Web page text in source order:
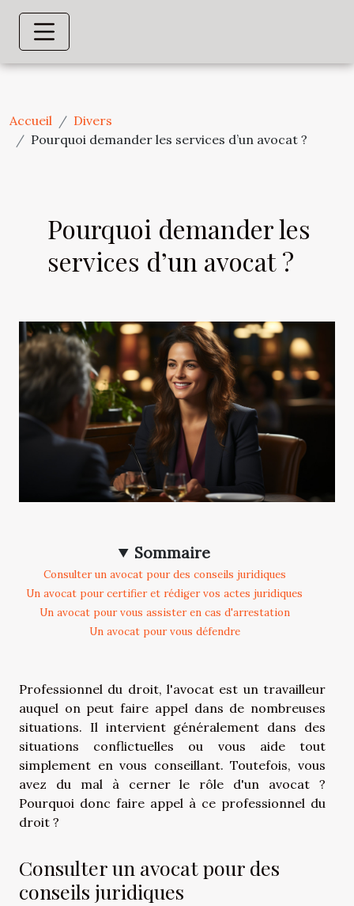
Accueil
Divers
Pourquoi demander les services d’un avocat ?
Pourquoi demander les
services d’un avocat ?
Sommaire
Consulter un avocat pour des conseils juridiques
Un avocat pour certifier et rédiger vos actes juridiques
Un avocat pour vous assister en cas d'arrestation
Un avocat pour vous défendre
Professionnel du droit, l'avocat est un travailleur
auquel on peut faire appel dans de nombreuses
situations. Il intervient généralement dans des
situations conflictuelles ou vous aide tout
simplement en vous conseillant. Toutefois, vous
avez du mal à cerner le rôle d'un avocat ?
Pourquoi donc faire appel à ce professionnel du
droit ?
Consulter un avocat pour des
conseils juridiques